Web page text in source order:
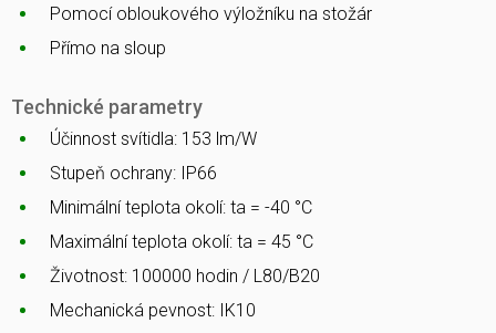
Pomocí obloukového výložníku na stožár
Přímo na sloup
Technické parametry
Účinnost svítidla: 153 lm/W
Stupeň ochrany: IP66
Minimální teplota okolí: ta = -40 °C
Maximální teplota okolí: ta = 45 °C
Životnost: 100000 hodin / L80/B20
Mechanická pevnost: IK10